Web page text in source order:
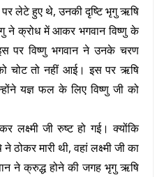
लेटे हुए थे, उनकी दृष्टि भृगु ऋषि
ने क्रोध में आकर भगवान विष्णु के
पर विष्णु भगवान ने उनके चरण
चोट तो नहीं आई। इस पर ऋषि
यज्ञ फल के लिए विष्णु जी को
लक्ष्मी जी रुष्ट हो गई। क्योंकि
मारी थी, वहां लक्ष्मी जी का
ने क्रुद्ध होने की जगह भृगु ऋषि